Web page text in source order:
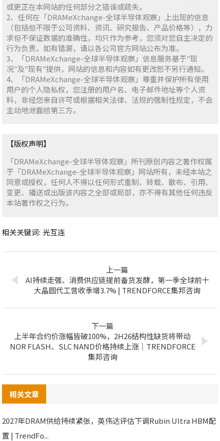
或更正在本网站的任何部分之错误或疏失。
2、任何在「DRAMeXchange-全球半导体观察」上出现的信息
（包括但不限于公司资料、资讯、研究报告、产品价格等），力
求但不保证数据的准确性，均只作为参考，您须对您自主决定的
行为负责。如有错漏，请以各公司官方网站公布为准。
3、「DRAMeXchange-全球半导体观察」信息服务基于"现
况"及"现有"提供，网站的信息和内容如有更改恕不另行通知。
4、「DRAMeXchange-全球半导体观察」尊重并保护所有使用
用户的个人隐私权，您注册的用户名、电子邮件地址等个人资
料，非经您亲自许可或根据相关法律、法规的强制性规定，不会
主动地泄露给第三方。
【版权声明】
「DRAMeXchange-全球半导体观察」所刊原创内容之著作权属
于「DRAMeXchange-全球半导体观察」网站所有，未经本站之
同意或授权，任何人不得以任何形式重制、转载、散布、引用、
变更、播送或出版该内容之全部或局部，亦不得有其他任何违反
本站著作权之行为。
相关关键词: 光互连
上一篇
AI持续走强、消费供应链提前备货发酵，第一季全球前十
大晶圆代工营收季增3.7% | TRENDFORCE集邦咨询
下一篇
上半年合约价涨幅皆破100%，2H26结构性缺货将带动
NOR FLASH、SLC NAND价格持续上涨｜TRENDFORCE
集邦咨询
相关文章
2027年DRAM供给持续紧张，英伟达评估下调Rubin Ultra HBM配
置 | TrendFo...